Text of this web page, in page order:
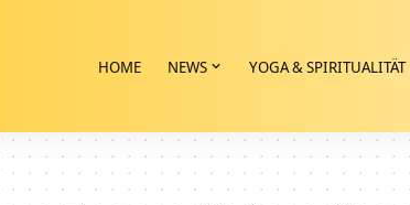
HOME NEWS YOGA & SPIRITUALITÄT